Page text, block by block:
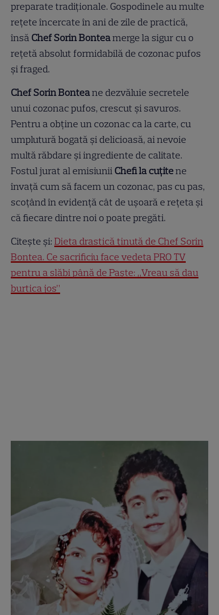
preparate tradiționale. Gospodinele au multe
rețete încercate în ani de zile de practică,
însă Chef Sorin Bonteamerge la sigur cu o
rețetă absolut formidabilă de cozonac pufos
și fraged.
Chef Sorin Bonteane dezvăluie secretele
unui cozonac pufos, crescut și savuros.
Pentru a obține un cozonac ca la carte, cu
umplutură bogată și delicioasă, ai nevoie
multă răbdare și ingrediente de calitate.
Fostul jurat al emisiunii Chefi la cuțitene
învață cum să facem un cozonac, pas cu pas,
scoțând în evidență cât de ușoară e rețeta și
că fiecare dintre noi o poate pregăti.
Citește și:Dieta drastică ținută de Chef Sorin
Bontea. Ce sacrificiu face vedeta PRO TV
pentru a slăbi până de Paște: „Vreau să dau
burtica jos”